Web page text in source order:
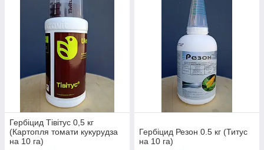
Гербіцид Тівітус 0,5 кг
(Картопля томати кукурудза
на 10 га)
Гербіцид Резон 0.5 кг (Титус
на 10 га)